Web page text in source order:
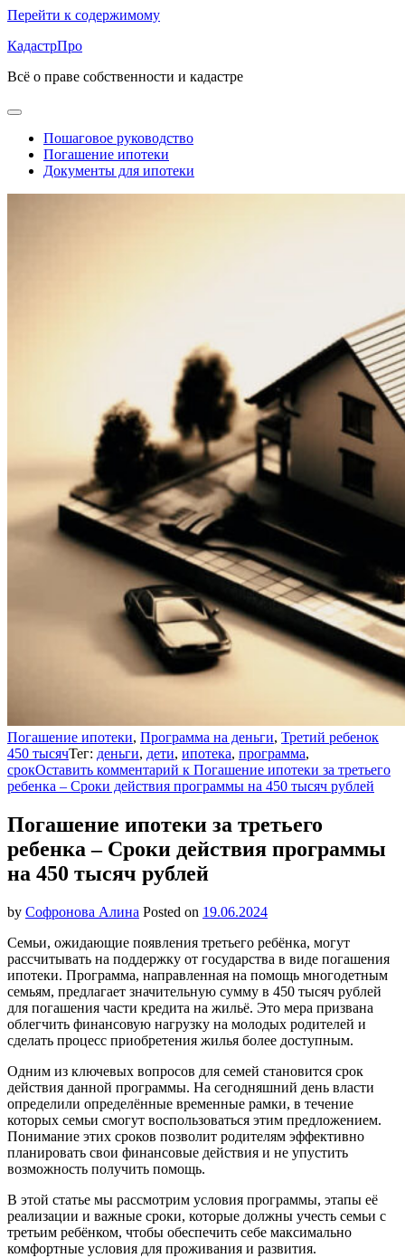
Перейти к содержимому
КадастрПро
Всё о праве собственности и кадастре
Пошаговое руководство
Погашение ипотеки
Документы для ипотеки
Погашение ипотеки, Программа на деньги, Третий ребенок
450 тысячТег: деньги, дети, ипотека, программа,
срокОставить комментарий к Погашение ипотеки за третьего
ребенка – Сроки действия программы на 450 тысяч рублей
Погашение ипотеки за третьего
ребенка – Сроки действия программы
на 450 тысяч рублей
by Софронова Алина Posted on 19.06.2024
Семьи, ожидающие появления третьего ребёнка, могут
рассчитывать на поддержку от государства в виде погашения
ипотеки. Программа, направленная на помощь многодетным
семьям, предлагает значительную сумму в 450 тысяч рублей
для погашения части кредита на жильё. Это мера призвана
облегчить финансовую нагрузку на молодых родителей и
сделать процесс приобретения жилья более доступным.
Одним из ключевых вопросов для семей становится срок
действия данной программы. На сегодняшний день власти
определили определённые временные рамки, в течение
которых семьи смогут воспользоваться этим предложением.
Понимание этих сроков позволит родителям эффективно
планировать свои финансовые действия и не упустить
возможность получить помощь.
В этой статье мы рассмотрим условия программы, этапы её
реализации и важные сроки, которые должны учесть семьи с
третьим ребёнком, чтобы обеспечить себе максимально
комфортные условия для проживания и развития.